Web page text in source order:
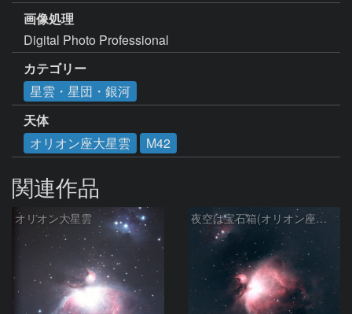
画像処理
Digital Photo Professional
カテゴリー
星雲・星団・銀河
天体
オリオン座大星雲
M42
関連作品
オリオン大星雲 夜空は宝石箱(オリオン座大星雲 M42) Seestar50